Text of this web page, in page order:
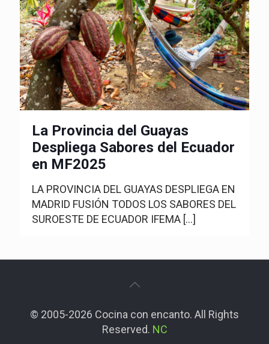
La Provincia del Guayas
Despliega Sabores del Ecuador
en MF2025
LA PROVINCIA DEL GUAYAS DESPLIEGA EN
MADRID FUSIÓN TODOS LOS SABORES DEL
SUROESTE DE ECUADOR IFEMA […]
© 2005-2026 Cocina con encanto. All Rights
Reserved. NC